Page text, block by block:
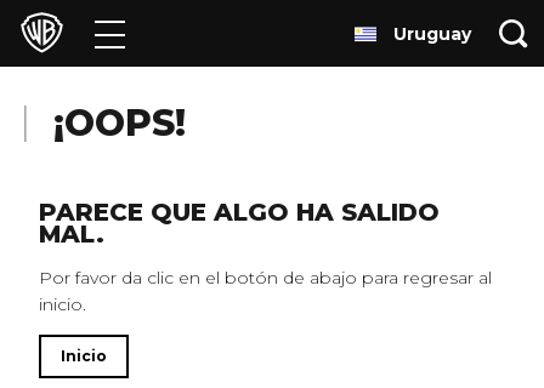
Películas
Franquicias
Colecciones
Noticias
Uruguay
¡OOPS!
PARECE QUE ALGO HA SALIDO
MAL.
Por favor da clic en el botón de abajo para regresar al
inicio.
Inicio